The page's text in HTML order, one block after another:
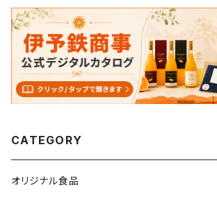
CATEGORY
オリジナル食品